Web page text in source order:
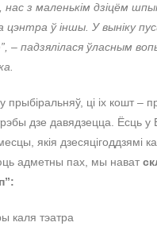
з маленькім дзіцём
цэнтра ў іншы. У выніку
– падзялілася ўласным
прыбіральняў, ці іх кошт –
дзе давядзецца. Ёсць у
якія дзесяцігоддзямі
адметны пах, мы нават
каля тэатра